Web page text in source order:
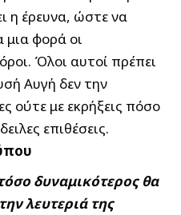
η έρευνα, ώστε να
μια φορά οι
Όλοι αυτοί πρέπει
Αυγή δεν την
ούτε με εκρήξεις πόσο
επιθέσεις.
δυναμικότερος θα
λευτεριά της